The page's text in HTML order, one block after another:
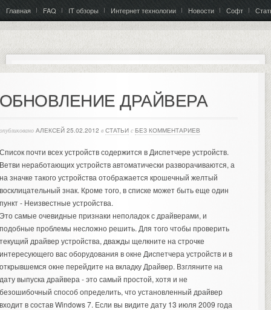
Главная FAQ IT обзоры Интернет технологии Новости Софт
ДРАЙВЕРА
АЛЕКСЕЙ 25.02.2012 в СТАТЬИ с БЕЗ КОММЕНТАРИЕВ
почти всех устройств содержится в Диспетчере устройств.
неработающих устройств автоматически разворачиваются, а
значке такого устройства отображается крошечный желтый
знак. Кроме того, в списке может быть еще один
- Неизвестные устройства.
самые очевидные признаки неполадок с драйверами, и
проблемы несложно решить. Для того чтобы проверить
драйвер устройства, дважды щелкните на строчке
вас оборудования в окне Диспетчера устройств и в
окне перейдите на вкладку Драйвер. Взгляните на
выпуска драйвера - это самый простой, хотя и не
способ определить, что установленный драйвер
в состав Windows 7. Если вы видите дату 13 июля 2009 года